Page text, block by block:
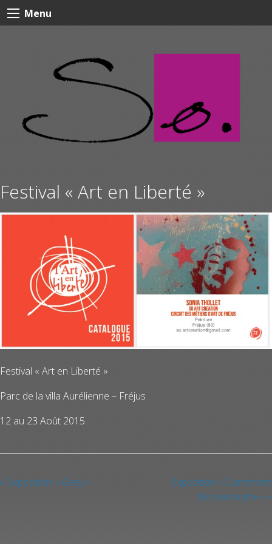
Skip
to
Menu
Festival « Art en Liberté »
Festival « Art en Liberté »
Parc de la villa Aurélienne – Fréjus
12 au 23 Août 2015
« Exposition « Grey »
Exposition « Carrément
Monomorphe » »